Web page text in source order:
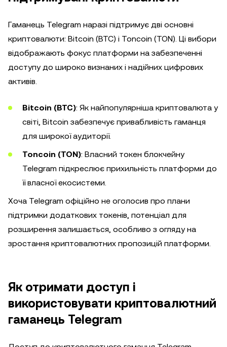
Гаманець Telegram наразі підтримує дві основні
криптовалюти: Bitcoin (BTC) і Toncoin (TON). Ці вибори
відображають фокус платформи на забезпеченні
доступу до широко визнаних і надійних цифрових
активів.
Bitcoin (BTC): Як найпопулярніша криптовалюта у
світі, Bitcoin забезпечує привабливість гаманця
для широкої аудиторії.
Toncoin (TON): Власний токен блокчейну
Telegram підкреслює прихильність платформи до
її власної екосистеми.
Хоча Telegram офіційно не оголосив про плани
підтримки додаткових токенів, потенціал для
розширення залишається, особливо з огляду на
зростання криптовалютних пропозицій платформи.
Як отримати доступ і
використовувати криптовалютний
гаманець Telegram